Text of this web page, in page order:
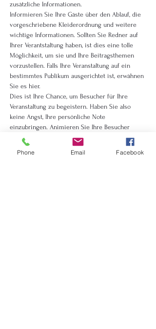
zusätzliche Informationen.
Informieren Sie Ihre Gäste über den Ablauf, die
vorgeschriebene Kleiderordnung und weitere
wichtige Informationen. Sollten Sie Redner auf
Ihrer Verantstaltung haben, ist dies eine tolle
Möglichkeit, um sie und Ihre Beitragsthemen
vorzustellen. Falls Ihre Veranstaltung auf ein
bestimmtes Publikum ausgerichtet ist, erwähnen
Sie es hier.
Dies ist Ihre Chance, um Besucher für Ihre
Veranstaltung zu begeistern. Haben Sie also
keine Angst, Ihre persönliche Note
einzubringen. Animieren Sie Ihre Besucher
dazu, sich anzumelden, zu- oder abzusagen oder
ein Ticket zu kaufen, um sich einen Platz zu
Phone Email Facebook